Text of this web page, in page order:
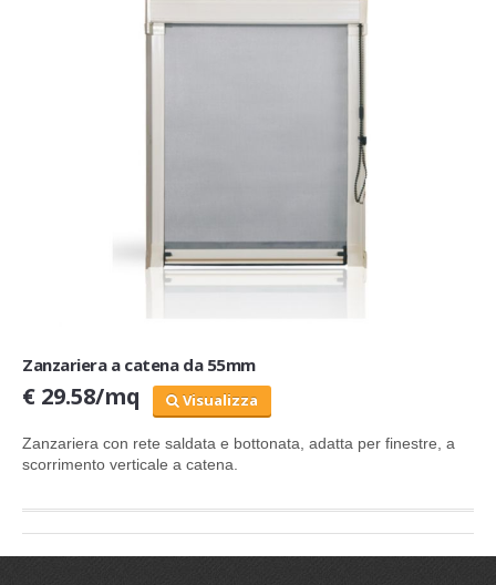
Zanzariera a catena da 55mm
€ 29.58/mq Visualizza
Zanzariera con rete saldata e bottonata, adatta per finestre, a
scorrimento verticale a catena.